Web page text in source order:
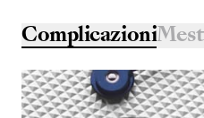
Complicazioni